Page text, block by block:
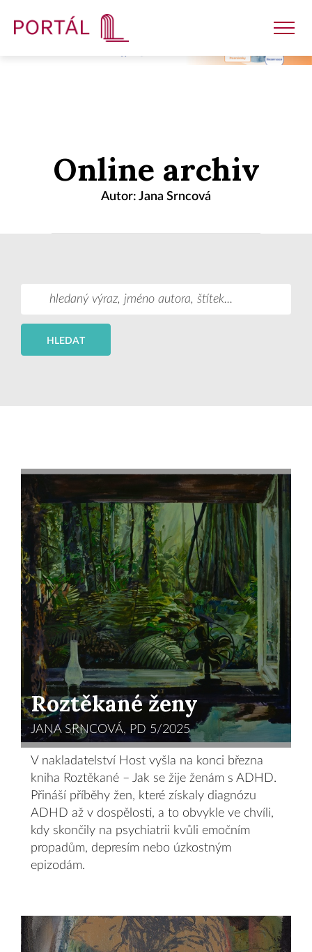
ČasopisyOnline archiv
Autor: Jana Srncová
HLEDAT
Roztěkané ženy
JANA SRNCOVÁ, PD 5/2025
V nakladatelství Host vyšla na konci března
kniha Roztěkané – Jak se žije ženám s ADHD.
Přináší příběhy žen, které získaly diagnózu
ADHD až v dospělosti, a to obvykle ve chvíli,
kdy skončily na psychiatrii kvůli emočním
propadům, depresím nebo úzkostným
epizodám.